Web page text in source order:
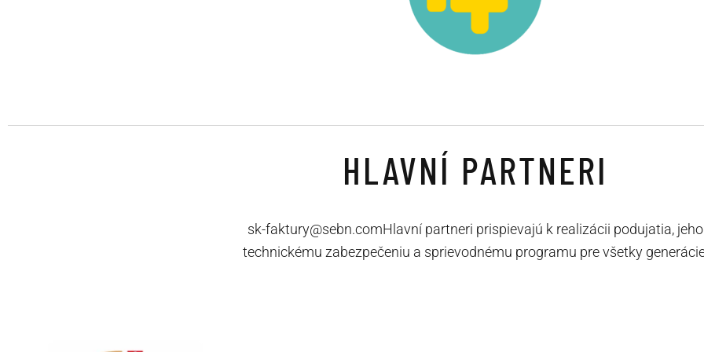
HLAVNÍ PARTNERI
sk-faktury@sebn.comHlavní partneri prispievajú k realizácii podujatia, jeho
technickému zabezpečeniu a sprievodnému programu pre všetky